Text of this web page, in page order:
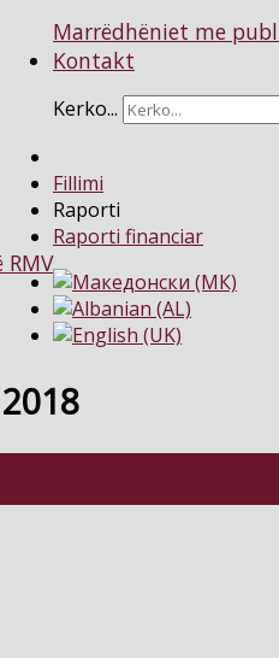
Marrëdhëniet me
Kontakt
Kerko...
Fillimi
Raporti
Raporti financiar